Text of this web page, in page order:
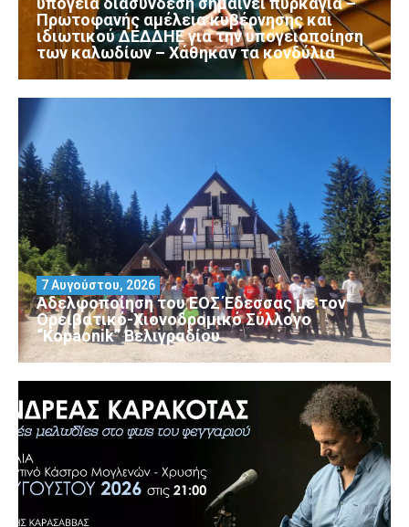
Πρωτοφανής αμέλεια κυβέρνησης και
ιδιωτικού ΔΕΔΔΗΕ για την υπογειοποίηση
των καλωδίων – Χάθηκαν τα κονδύλια
Αδελφοποίηση του ΕΟΣ Έδεσσας με τον
Ορειβατικό-Χιονοδρομικό Σύλλογο
“Kopaonik” Βελιγραδίου
7 Αυγούστου, 2026